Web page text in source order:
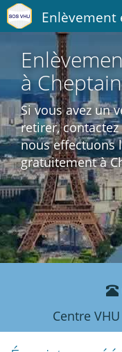
Enlèvement
à
Si vous avez un
retirer,
nous effectuons
gratuitement à
Centre